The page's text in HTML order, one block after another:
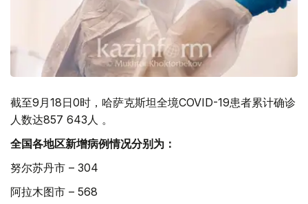
截至9月18日0时，哈萨克斯坦全境COVID-19患者累计确诊
人数达857 643人 。
全国各地区新增病例情况分别为：
努尔苏丹市 – 304
阿拉木图市 – 568